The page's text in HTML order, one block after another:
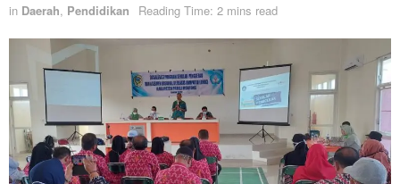
in Daerah, Pendidikan Reading Time: 2 mins read